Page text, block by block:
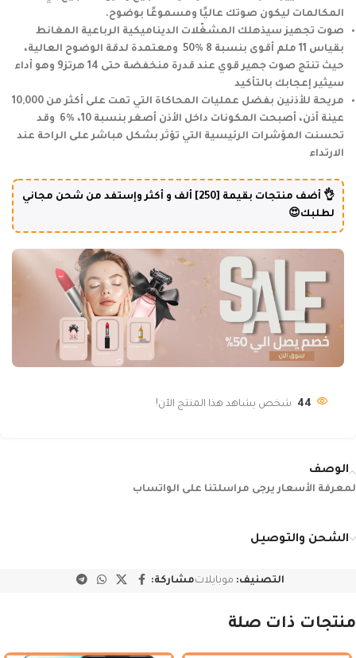
المكالمات ليكون صوتك عاليًا ومسموعًا بوضوح.
صوت تجهيز سيذهلك المشغّلات الديناميكية الرباعية المغانط
بقياس 11 ملم أقوى بنسبة ‎ 50% ‎8 ومعتمدة لدقة الوضوح العالية،
حيث تنتج صوت جهير قوي عند قدرة منخفضة حتى 14 هرتز9 وهو أداء
سيثير إعجابك بالتأكيد
مريحة للأذنين
بفضل عمليات المحاكاة التي تمت على أكثر من 10,000
عينة أذن، أصبحت المكونات داخل الأذن أصغر بنسبة ‎ 6% ‎،10 وقد
تحسنت المؤشرات الرئيسية التي تؤثر بشكل مباشر على الراحة عند
الارتداء
👌 أضف منتجات بقيمة [250] ألف و أكثر وإستفد من شحن مجاني
لطلبك😍
44 شخص يشاهد هذا المنتج الآن!
الوصف
لمعرفة الأسعار يرجى مراسلتنا على الواتساب
الشحن والتوصيل
التصنيف: موبايلاتمشاركة:
منتجات ذات صلة